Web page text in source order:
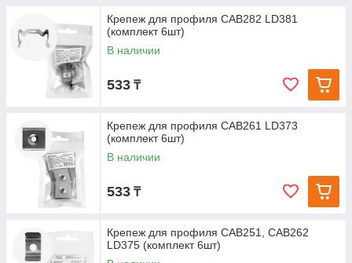
Крепеж для профиля САВ282 LD381
(комплект 6шт)
В наличии
533 ₸
Крепеж для профиля САВ261 LD373
(комплект 6шт)
В наличии
533 ₸
Крепеж для профиля САВ251, CAB262
LD375 (комплект 6шт)